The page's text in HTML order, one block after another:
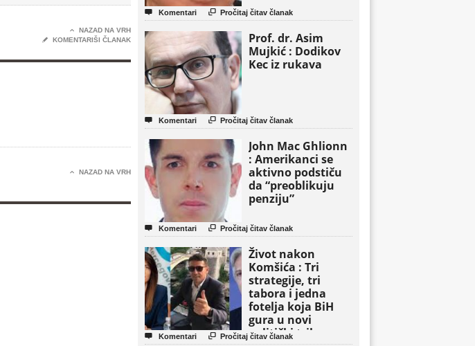

NAZAD NA VRH
✎
KOMENTARIŠI ČLANAK
 NAZAD NA VRH
 Komentari  Pročitaj čitav članak
Prof. dr. Asim
Mujkić : Dodikov
Kec iz rukava
 Komentari  Pročitaj čitav članak
John Mac Ghlionn
: Amerikanci se
aktivno podstiču
da “preoblikuju
penziju”
 Komentari  Pročitaj čitav članak
Život nakon
Komšića : Tri
strategije, tri
tabora i jedna
fotelja koja BiH
gura u novi
politički triler
 Komentari  Pročitaj čitav članak